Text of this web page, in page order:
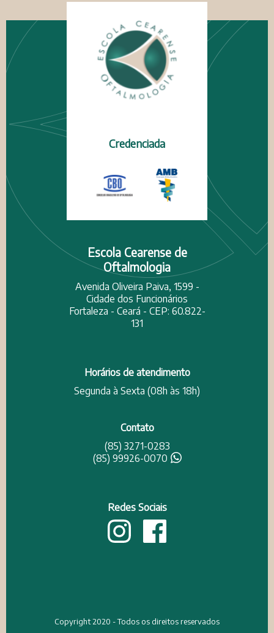
Escola Cearense de
Oftalmologia
Avenida Oliveira Paiva, 1599 -
Cidade dos Funcionários
Fortaleza - Ceará - CEP: 60.822-
131
Horários de atendimento
Segunda à Sexta (08h às 18h)
Contato
(85) 3271-0283
(85) 99926-0070
Redes Sociais
Credenciada
Copyright 2020 - Todos os direitos reservados